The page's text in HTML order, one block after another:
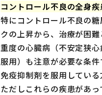
コントロール不良の全身
特にコントロール不良の
クの上昇から、治療が困難
重度の心臓病（不安定狭
服用）も注意が必要な条件
免疫抑制剤を服用してい
ただしこれらの疾患があっ